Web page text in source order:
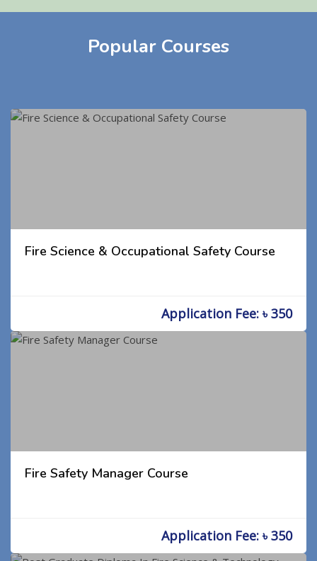
Popular Courses
Fire Science & Occupational Safety Course
Application Fee: ৳ 350
Fire Safety Manager Course
Application Fee: ৳ 350